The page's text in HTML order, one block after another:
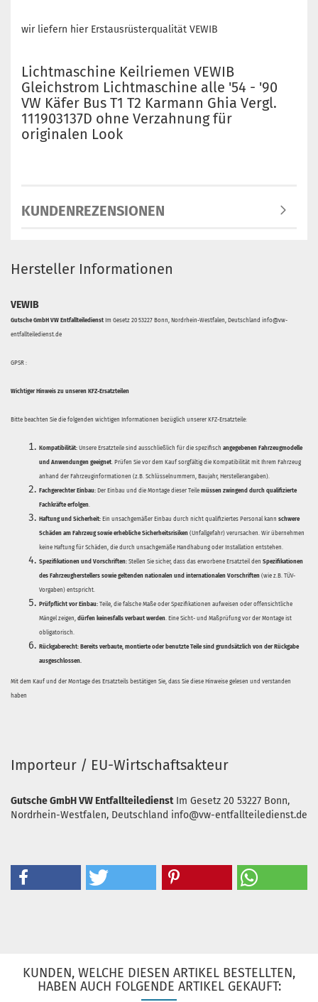
wir liefern hier Erstausrüsterqualität VEWIB
Lichtmaschine Keilriemen VEWIB
Gleichstrom Lichtmaschine alle '54 - '90
VW Käfer Bus T1 T2 Karmann Ghia Vergl.
111903137D ohne Verzahnung für
originalen Look
KUNDENREZENSIONEN
Hersteller Informationen
VEWIB
Gutsche GmbH VW Entfallteiledienst Im Gesetz 20 53227 Bonn, Nordrhein-Westfalen, Deutschland info@vw-
entfallteiledienst.de
GPSR :
Wichtiger Hinweis zu unseren KFZ-Ersatzteilen
Bitte beachten Sie die folgenden wichtigen Informationen bezüglich unserer KFZ-Ersatzteile:
Kompatibilität: Unsere Ersatzteile sind ausschließlich für die spezifisch angegebenen Fahrzeugmodelle
und Anwendungen geeignet. Prüfen Sie vor dem Kauf sorgfältig die Kompatibilität mit Ihrem Fahrzeug
anhand der Fahrzeuginformationen (z.B. Schlüsselnummern, Baujahr, Herstellerangaben).
Fachgerechter Einbau: Der Einbau und die Montage dieser Teile müssen zwingend durch qualifizierte
Fachkräfte erfolgen.
Haftung und Sicherheit: Ein unsachgemäßer Einbau durch nicht qualifiziertes Personal kann schwere
Schäden am Fahrzeug sowie erhebliche Sicherheitsrisiken (Unfallgefahr) verursachen. Wir übernehmen
keine Haftung für Schäden, die durch unsachgemäße Handhabung oder Installation entstehen.
Spezifikationen und Vorschriften: Stellen Sie sicher, dass das erworbene Ersatzteil den Spezifikationen
des Fahrzeugherstellers sowie geltenden nationalen und internationalen Vorschriften (wie z.B. TÜV-
Vorgaben) entspricht.
Prüfpflicht vor Einbau: Teile, die falsche Maße oder Spezifikationen aufweisen oder offensichtliche
Mängel zeigen, dürfen keinesfalls verbaut werden. Eine Sicht- und Maßprüfung vor der Montage ist
obligatorisch.
Rückgaberecht: Bereits verbaute, montierte oder benutzte Teile sind grundsätzlich von der Rückgabe
ausgeschlossen.
Mit dem Kauf und der Montage des Ersatzteils bestätigen Sie, dass Sie diese Hinweise gelesen und verstanden
haben
Importeur / EU-Wirtschaftsakteur
Gutsche GmbH VW Entfallteiledienst Im Gesetz 20 53227 Bonn,
Nordrhein-Westfalen, Deutschland info@vw-entfallteiledienst.de
KUNDEN, WELCHE DIESEN ARTIKEL BESTELLTEN,
HABEN AUCH FOLGENDE ARTIKEL GEKAUFT: